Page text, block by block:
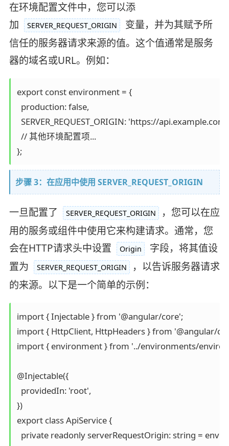
在环境配置文件中，您可以添
加
SERVER_REQUEST_ORIGIN
变量，并为其赋予所
信任的服务器请求来源的值。这个值通常是服务
器的域名或URL。例如：
export const environment = {
  production: false,
SERVER_REQUEST_ORIGIN: 'https://
  // 其他环境配置项...
};
步骤 3：在应用中使用 SERVER_REQUEST_ORIGIN
一旦配置了 SERVER_REQUEST_ORIGIN
，您可以在应
用的服务或组件中使用它来构建请求。通常，您
会在HTTP请求头中设置
Origin
字段，将其值设
置为
SERVER_REQUEST_ORIGIN
，以告诉服务器请求
的来源。以下是一个简单的示例：
import { Injectable } from '@angular/core';
import { HttpClient, HttpHeaders } from '@angular/
import { environment } from '../environments/
@Injectable({
  providedIn: 'root',
})
export class ApiService {
private readonly serverRequestOrigin: string =